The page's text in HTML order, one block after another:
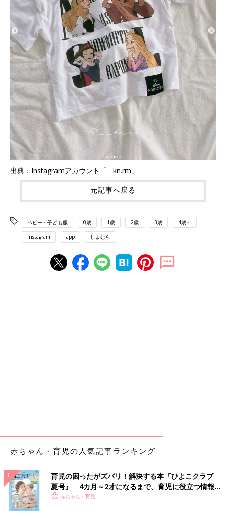
出典：Instagramアカウント「__kn.rm」
元記事へ戻る
ベビー・子ども服 0歳 1歳 2歳 3歳 4歳～
Instagram app しまむら
赤ちゃん・育児の人気記事ランキング
育児の困ったがズバリ！解決する本『ひよこクラブ
夏号』 4カ月～2才になるまで、育児に役立つ情報が
いっぱい！
赤ちゃん・育児